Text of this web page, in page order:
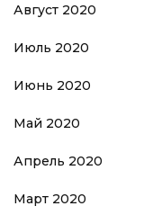
Август 2020
Июль 2020
Июнь 2020
Май 2020
Апрель 2020
Март 2020